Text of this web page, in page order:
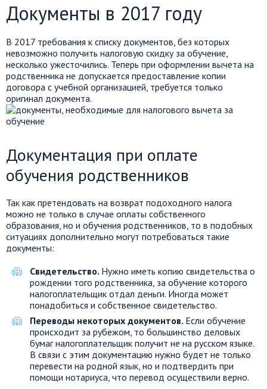
Документы в 2017 году
В 2017 требования к списку документов, без которых
невозможно получить налоговую скидку за обучение,
несколько ужесточились. Теперь при оформлении вычета на
родственника не допускается предоставление копии
договора с учебной организацией, требуется только
оригинал документа.
Документация при оплате
обучения родственников
Так как претендовать на возврат подоходного налога
можно не только в случае оплаты собственного
образования, но и обучения родственников, то в подобных
ситуациях дополнительно могут потребоваться такие
документы:
Свидетельство. Нужно иметь копию свидетельства о
рождении того родственника, за обучение которого
налогоплательщик отдал деньги. Иногда может
понадобиться и собственное свидетельство.
Переводы некоторых документов. Если обучение
происходит за рубежом, то большинство деловых
бумаг налогоплательщик получит не на русском языке.
В связи с этим документацию нужно будет не только
перевести на родной язык, но и подтвердить при
помощи нотариуса, что перевод осуществили верно.